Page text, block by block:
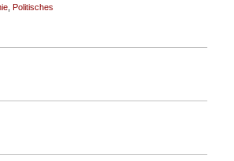
Politisches